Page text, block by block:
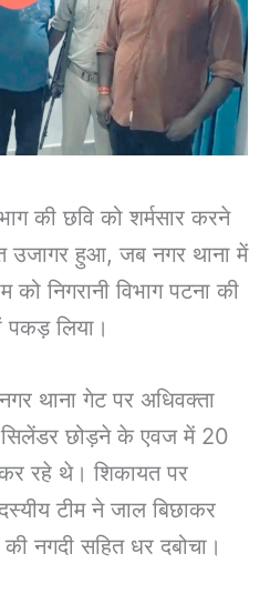
की छवि को शर्मसार करने
उजागर हुआ, जब नगर थाना में
को निगरानी विभाग पटना की
पकड़ लिया।
थाना गेट पर अधिवक्ता
सिलेंडर छोड़ने के एवज में 20
रहे थे। शिकायत पर
टीम ने जाल बिछाकर
नगदी सहित धर दबोचा।